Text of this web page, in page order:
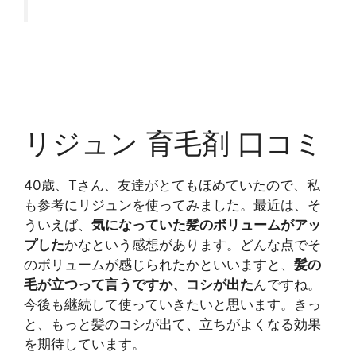
リジュン 育毛剤 口コミ
40歳、Tさん、友達がとてもほめていたので、私
も参考にリジュンを使ってみました。最近は、そ
ういえば、 気になっていた髪のボリュームがアッ
プしたかなという感想があります。どんな点でそ
のボリュームが感じられたかといいますと、 髪の
毛が立つって言うですか、コシが出たんですね。
今後も継続して使っていきたいと思います。きっ
と、もっと髪のコシが出て、立ちがよくなる効果
を期待しています。